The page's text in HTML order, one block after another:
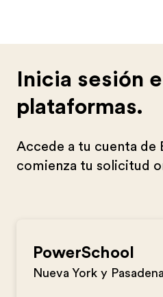
Inicia sesión
plataformas.
Accede a tu cuenta de
comienza tu solicitud
PowerSchool
Nueva York y Pasadena